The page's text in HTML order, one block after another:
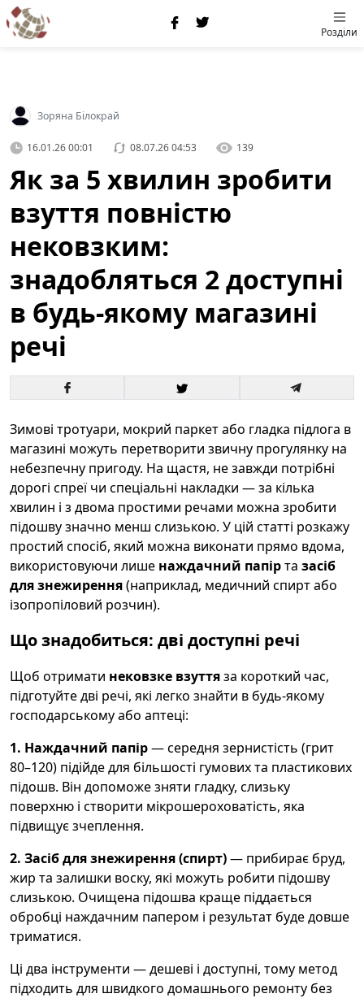
Розділи
Зоряна Білокрай
16.01.26 00:01 08.07.26 04:53 139
Як за 5 хвилин зробити
взуття повністю
нековзким:
знадобляться 2 доступні
в будь-якому магазині
речі
Зимові тротуари, мокрий паркет або гладка підлога в
магазині можуть перетворити звичну прогулянку на
небезпечну пригоду. На щастя, не завжди потрібні
дорогі спреї чи спеціальні накладки — за кілька
хвилин і з двома простими речами можна зробити
підошву значно менш слизькою. У цій статті розкажу
простий спосіб, який можна виконати прямо вдома,
використовуючи лише наждачний папірта засіб
для знежирення(наприклад, медичний спирт або
ізопропіловий розчин).
Що знадобиться: дві доступні речі
Щоб отримати нековзке взуттяза короткий час,
підготуйте дві речі, які легко знайти в будь-якому
господарському або аптеці:
1. Наждачний папір— середня зернистість (грит
80–120) підійде для більшості гумових та пластикових
підошв. Він допоможе зняти гладку, слизьку
поверхню і створити мікрошероховатість, яка
підвищує зчеплення.
2. Засіб для знежирення (спирт)— прибирає бруд,
жир та залишки воску, які можуть робити підошву
слизькою. Очищена підошва краще піддається
обробці наждачним папером і результат буде довше
триматися.
Ці два інструменти — дешеві і доступні, тому метод
підходить для швидкого домашнього ремонту без